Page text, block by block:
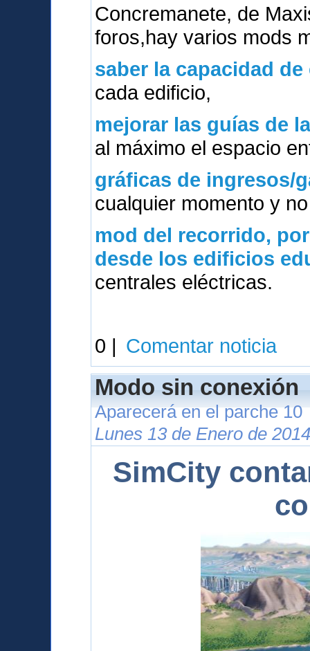
Concremanete, de
foros,hay varios mods
saber la capacidad de
cada edificio,
mejorar las guías de
al máximo el espacio
gráficas de ingresos/
cualquier momento y
mod del recorrido,
desde los edificios
centrales eléctricas.
0 | Comentar noticia
Modo sin conexión
Aparecerá en el parche 10
Lunes 13 de Enero de
SimCity